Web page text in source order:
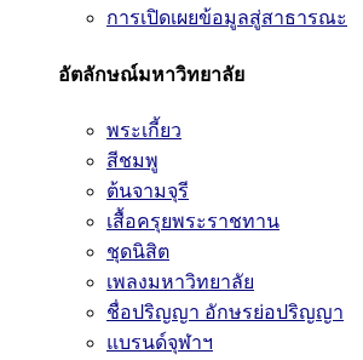
การเปิดเผยข้อมูลสู่สาธารณะ
อัตลักษณ์มหาวิทยาลัย
พระเกี้ยว
สีชมพู
ต้นจามจุรี
เสื้อครุยพระราชทาน
ชุดนิสิต
เพลงมหาวิทยาลัย
ชื่อปริญญา อักษรย่อปริญญา
แบรนด์จุฬาฯ